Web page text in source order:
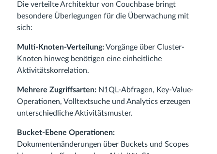
Die verteilte Architektur von Couchbase bringt
besondere Überlegungen für die Überwachung mit
sich:
Multi-Knoten-Verteilung:Vorgänge über Cluster-
Knoten hinweg benötigen eine einheitliche
Aktivitätskorrelation.
Mehrere Zugriffsarten: N1QL-Abfragen, Key-Value-
Operationen, Volltextsuche und Analytics erzeugen
unterschiedliche Aktivitätsmuster.
Bucket-Ebene Operationen:
Dokumentenänderungen über Buckets und Scopes